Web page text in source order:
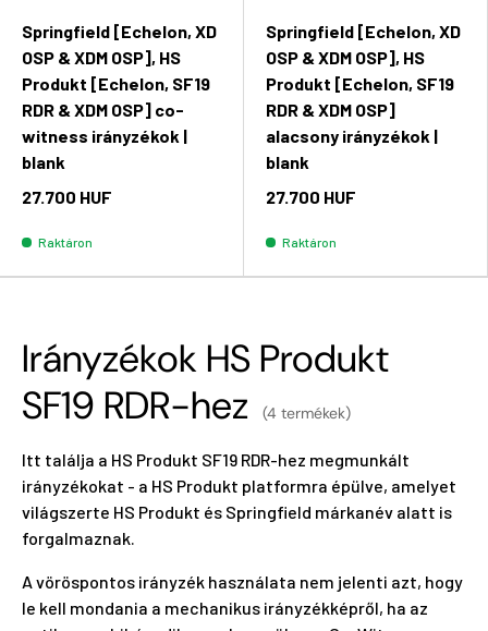
Springfield [Echelon, XD
OSP & XDM OSP], HS
Produkt [Echelon, SF19
RDR & XDM OSP] co-
witness irányzékok |
blank
27.700 HUF
Raktáron
Springfield [Echelon, XD
OSP & XDM OSP], HS
Produkt [Echelon, SF19
RDR & XDM OSP]
alacsony irányzékok |
blank
27.700 HUF
Raktáron
Irányzékok HS Produkt
SF19 RDR-hez
(4 termékek)
Itt találja a HS Produkt SF19 RDR-hez megmunkált
irányzékokat - a HS Produkt platformra épülve, amelyet
világszerte HS Produkt és Springfield márkanév alatt is
forgalmaznak.
A vöröspontos irányzék használata nem jelenti azt, hogy
le kell mondania a mechanikus irányzékképről, ha az